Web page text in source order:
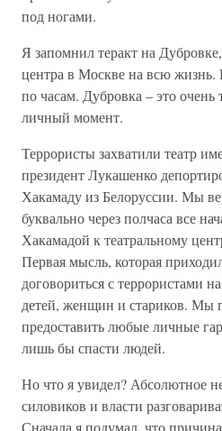
под ногами.
Я запомнил теракт на Дубровке,
центра в Москве на всю
по часам. Дубровка – это
личный момент.
Террористы захватили театр
президент Лукашенко
Хакамаду из Белоруссии. Мы
буквально через полчаса все
Хакамадой к театральному
Первая мысль, которая
договориться с террористами
детей, женщин и стариков. Мы
предоставить любые личные
лишь бы спасти людей.
Но что я увидел? Абсолютное
силовиков и власти
Сначала я подумал, что